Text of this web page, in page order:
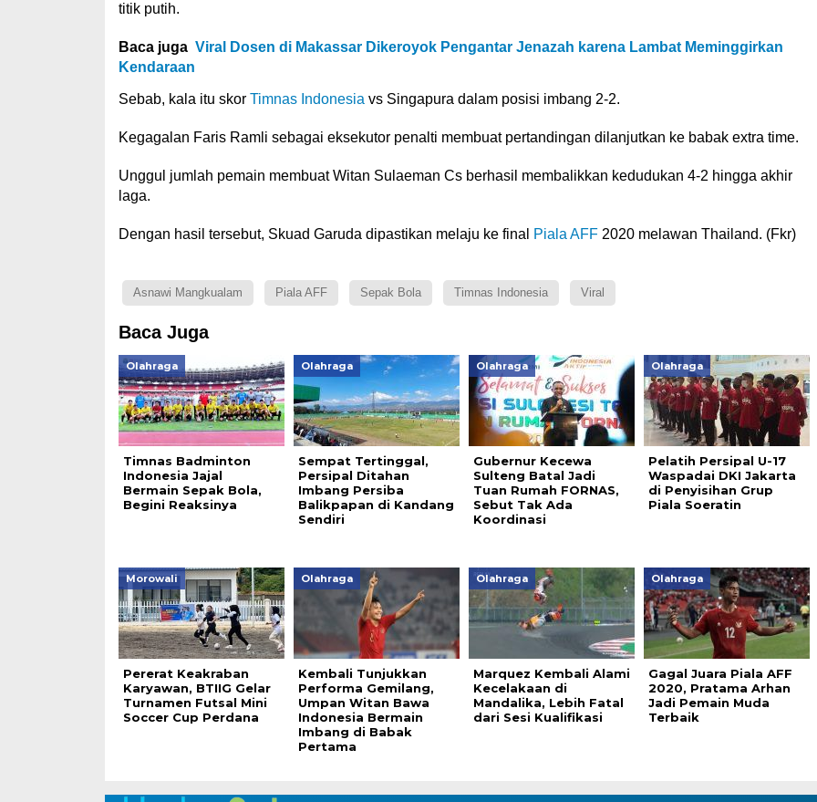
titik putih.
Baca juga Viral Dosen di Makassar Dikeroyok Pengantar Jenazah karena Lambat Meminggirkan
Kendaraan
Sebab, kala itu skor Timnas Indonesia vs Singapura dalam posisi imbang 2-2.
Kegagalan Faris Ramli sebagai eksekutor penalti membuat pertandingan dilanjutkan ke babak extra time.
Unggul jumlah pemain membuat Witan Sulaeman Cs berhasil membalikkan kedudukan 4-2 hingga akhir
laga.
Dengan hasil tersebut, Skuad Garuda dipastikan melaju ke final Piala AFF2020 melawan Thailand. (Fkr)
Asnawi Mangkualam Piala AFF Sepak Bola Timnas Indonesia Viral
Baca Juga
Olahraga
Timnas Badminton
Indonesia Jajal
Bermain Sepak Bola,
Begini Reaksinya
Olahraga
Sempat Tertinggal,
Persipal Ditahan
Imbang Persiba
Balikpapan di Kandang
Sendiri
Olahraga
Gubernur Kecewa
Sulteng Batal Jadi
Tuan Rumah FORNAS,
Sebut Tak Ada
Koordinasi
Olahraga
Pelatih Persipal U-17
Waspadai DKI Jakarta
di Penyisihan Grup
Piala Soeratin
Morowali
Pererat Keakraban
Karyawan, BTIIG Gelar
Turnamen Futsal Mini
Soccer Cup Perdana
Olahraga
Kembali Tunjukkan
Performa Gemilang,
Umpan Witan Bawa
Indonesia Bermain
Imbang di Babak
Pertama
Olahraga
Marquez Kembali Alami
Kecelakaan di
Mandalika, Lebih Fatal
dari Sesi Kualifikasi
Olahraga
Gagal Juara Piala AFF
2020, Pratama Arhan
Jadi Pemain Muda
Terbaik